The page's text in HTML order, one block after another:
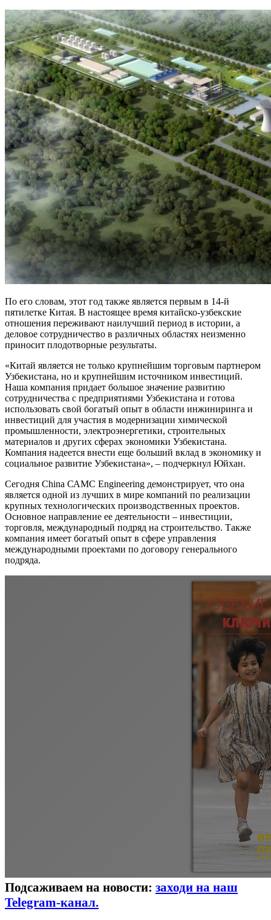
По его словам, этот год также является первым в 14-й
пятилетке Китая. В настоящее время китайско-узбекские
отношения переживают наилучший период в истории, а
деловое сотрудничество в различных областях неизменно
приносит плодотворные результаты.
«Китай является не только крупнейшим торговым партнером
Узбекистана, но и крупнейшим источником инвестиций.
Наша компания придает большое значение развитию
сотрудничества с предприятиями Узбекистана и готова
использовать свой богатый опыт в области инжиниринга и
инвестиций для участия в модернизации химической
промышленности, электроэнергетики, строительных
материалов и других сферах экономики Узбекистана.
Компания надеется внести еще больший вклад в экономику и
социальное развитие Узбекистана», – подчеркнул Юйхан.
Сегодня China САМС Engineering демонстрирует, что она
является одной из лучших в мире компаний по реализации
крупных технологических производственных проектов.
Основное направление ее деятельности – инвестиции,
торговля, международный подряд на строительство. Также
компания имеет богатый опыт в сфере управления
международными проектами по договору генерального
подряда.
Подсаживаем на новости: заходи на наш
Telegram-канал.